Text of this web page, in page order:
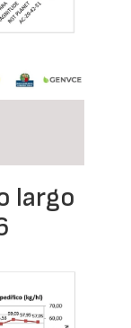
largo